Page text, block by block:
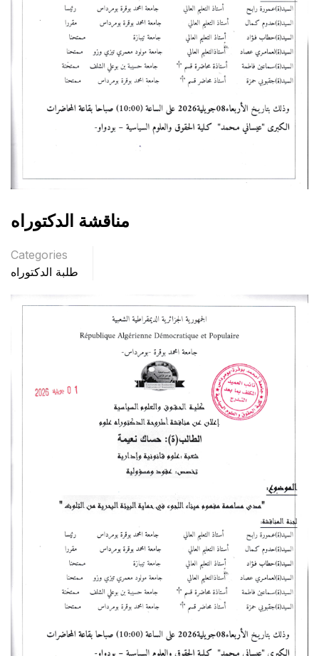
مناقشة الدكتوراه
Categories
طلبة الدكتوراه